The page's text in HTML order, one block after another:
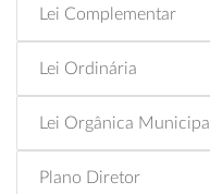
Lei Complementar
Lei Ordinária
Lei Orgânica Municipal
Plano Diretor